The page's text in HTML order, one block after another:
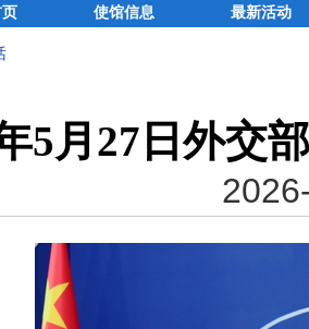
使馆信息 最新活动
5月27日外交